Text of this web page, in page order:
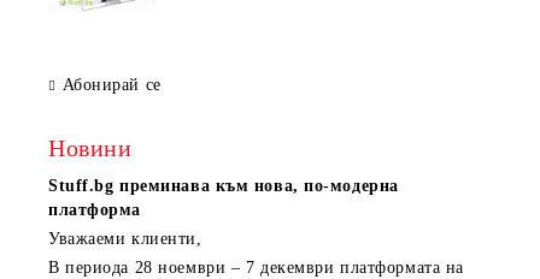
Капацитет за съхранение (HDD)
За по-малки системи е достатъчен модел с 4 или 8 канала, докато
възможности.
Комбиниране с други устройства
NVR и DVR устройствата работят като част от цялостна система:
👉 Разгледай IP камери:
IP Камери
Абонирай се
Новини
Stuff.bg преминава към нова, по-модерна
платформа
Уважаеми клиенти,
В периода 28 ноември – 7 декември платформата на